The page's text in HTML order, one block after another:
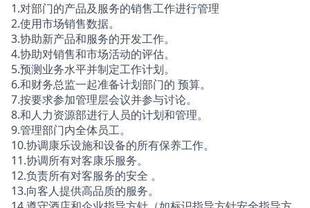
1.对部门的产品及服务的销售工作进行管理
2.使用市场销售数据。
3.协助新产品和服务的开发工作。
4.协助对销售和市场活动的评估。
5.预测业务水平并制定工作计划。
6.和财务总监一起准备计划部门的 预算。
7.按要求参加管理层会议并参与讨论。
8.和人力资源部进行人员的计划和管理。
9.管理部门内全体员工。
10.协调康乐设施和设备的所有保养工作。
11.协调所有对客康乐服务。
12.负责所有对客服务的安全 。
13.向客人提供高品质的服务。